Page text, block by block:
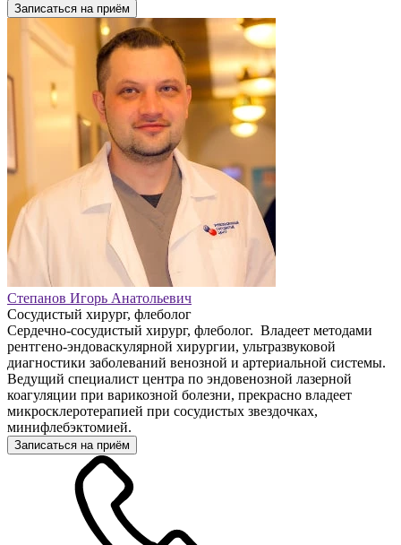
Записаться на приём
Степанов Игорь Анатольевич
Сосудистый хирург, флеболог
Сердечно-сосудистый хирург, флеболог. Владеет методами
рентгено-эндоваскулярной хирургии, ультразвуковой
диагностики заболеваний венозной и артериальной системы.
Ведущий специалист центра по эндовенозной лазерной
коагуляции при варикозной болезни, прекрасно владеет
микросклеротерапией при сосудистых звездочках,
минифлебэктомией.
Записаться на приём